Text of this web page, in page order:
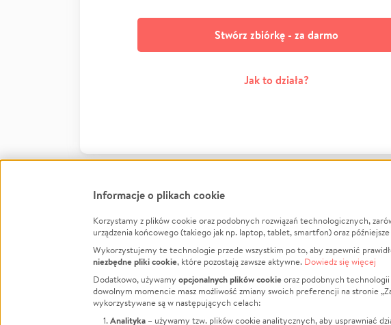
Stwórz zbiórkę - za darmo
Jak to działa?
FacebookTwitter Instagram
LinkedInTikTok Youtube
Informacje
Jak to działa?
Regulamin
Polityka Prywatności
Informacje o plikach cookie
Korzystamy z plików cookie oraz podobnych rozwiązań technologicznych,
urządzenia końcowego (takiego jak np. laptop, tablet, smartfon) oraz
Wykorzystujemy te technologie przede wszystkim po to, aby zapewnić
niezbędne pliki cookie, które pozostają zawsze aktywne. Dowiedz się więcej
Dodatkowo, używamy opcjonalnych plików cookieoraz podobnych
dowolnym momencie masz możliwość zmiany swoich preferencji na stronie
wykorzystywane są w następujących celach:
Analityka – używamy tzw. plików cookie analitycznych, aby usprawniać